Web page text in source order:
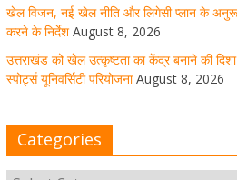
August 8, 2026 1
मुख्य सचिव ने कहा-
खेल विजन, नई खेल नीति और लिगेसी प्लान के
करने के निर्देश August 8, 2026
उत्तराखंड को खेल उत्कृष्टता का केंद्र बनाने की
स्पोर्ट्स यूनिवर्सिटी परियोजना August 8, 2026
Categories